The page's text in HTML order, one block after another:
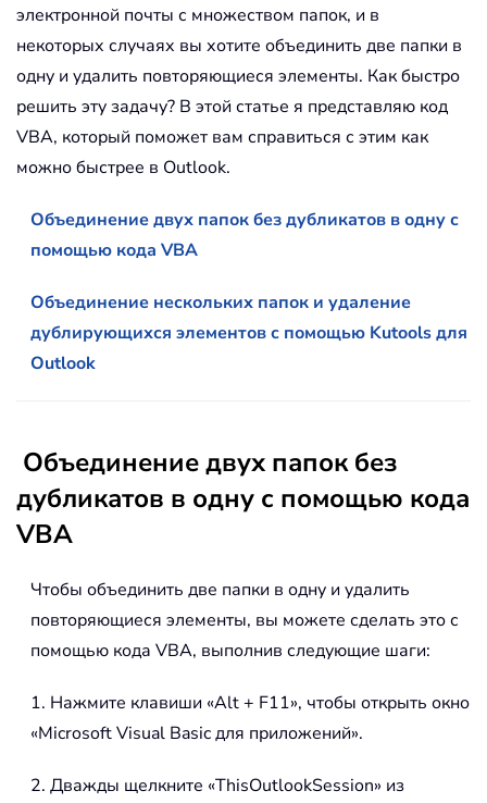
электронной почты с множеством папок, и в
некоторых случаях вы хотите объединить две папки в
одну и удалить повторяющиеся элементы. Как быстро
решить эту задачу? В этой статье я представляю код
VBA, который поможет вам справиться с этим как
можно быстрее в Outlook.
Объединение двух папок без дубликатов в одну с
помощью кода VBA
Объединение нескольких папок и удаление
дублирующихся элементов с помощью Kutools для
Outlook
Объединение двух папок без
дубликатов в одну с помощью кода
VBA
Чтобы объединить две папки в одну и удалить
повторяющиеся элементы, вы можете сделать это с
помощью кода VBA, выполнив следующие шаги:
1. Нажмите клавиши «Alt + F11», чтобы открыть окно
«Microsoft Visual Basic для приложений».
2. Дважды щелкните «ThisOutlookSession» из